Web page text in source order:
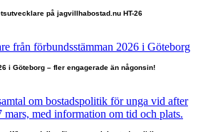
på jagvillhabostad.nu HT-26
i Göteborg – fler engagerade än någonsin!